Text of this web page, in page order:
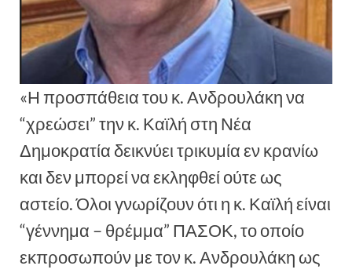
«Η προσπάθεια του κ. Ανδρουλάκη να
“χρεώσει” την κ. Καϊλή στη Νέα
Δημοκρατία δεικνύει τρικυμία εν κρανίω
και δεν μπορεί να εκληφθεί ούτε ως
αστείο. Όλοι γνωρίζουν ότι η κ. Καϊλή είναι
“γέννημα – θρέμμα” ΠΑΣΟΚ, το οποίο
εκπροσωπούν με τον κ. Ανδρουλάκη ως